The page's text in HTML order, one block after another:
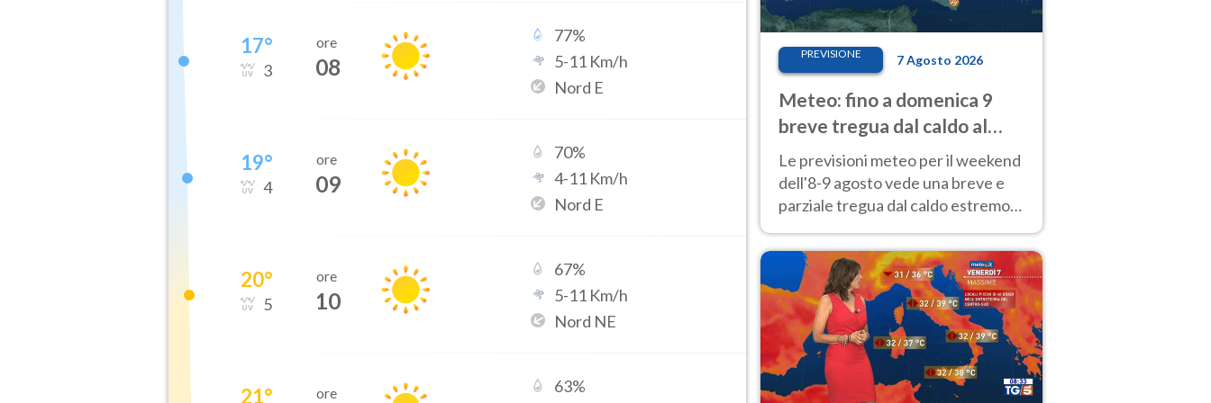
17°
3
ore
08
77%
5-11 Km/h
Nord E
19°
4
ore
09
70%
4-11 Km/h
Nord E
20°
5
ore
10
67%
5-11 Km/h
Nord NE
21° ore 63%
PREVISIONE 7 Agosto 2026
Meteo: fino a domenica 9
breve tregua dal caldo al
Nord! Altrove calura e afa
Le previsioni meteo per il weekend
dell'8-9 agosto vede una breve e
parziale tregua dal caldo estremo
40 gradi.